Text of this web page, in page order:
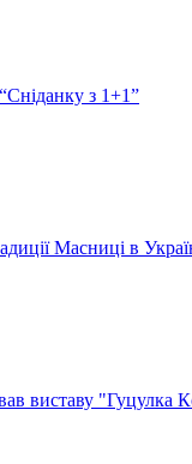
з 1+1”
Масниці в
виставу "Гуцулка